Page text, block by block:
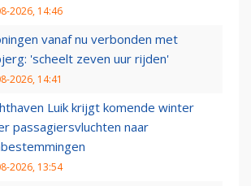
2026, 14:46
vanaf nu verbonden met
'scheelt zeven uur rijden'
2026, 14:41
Luik krijgt komende winter
passagiersvluchten naar
2026, 13:54